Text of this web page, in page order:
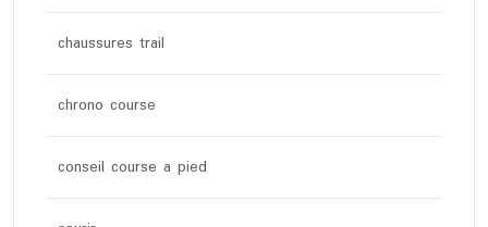
chaussures trail
chrono course
conseil course a pied